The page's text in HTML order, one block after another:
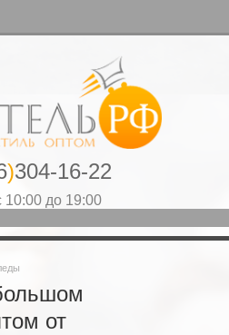
)304-16-22
10:00 до 19:00
от